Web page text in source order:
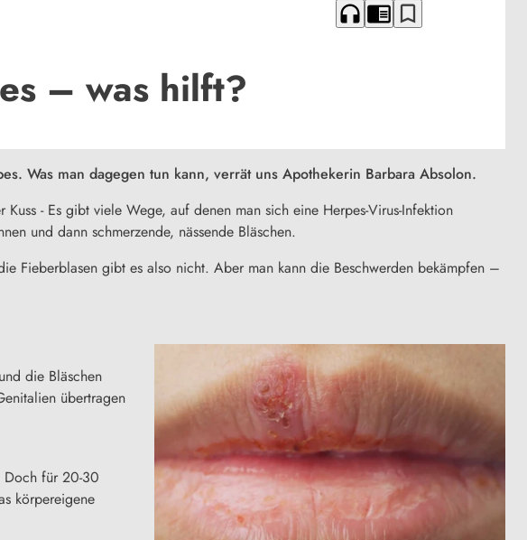
headphones chrome_reader_mode bookmark_border
– was hilft?
Was man dagegen tun kann, verrät uns Apothekerin Barbara Absolon.
- Es gibt viele Wege, auf denen man sich eine Herpes-Virus-Infektion
und dann schmerzende, nässende Bläschen.
Fieberblasen gibt es also nicht. Aber man kann die Beschwerden bekämpfen –
die Bläschen
übertragen
Doch für 20-30
körpereigene